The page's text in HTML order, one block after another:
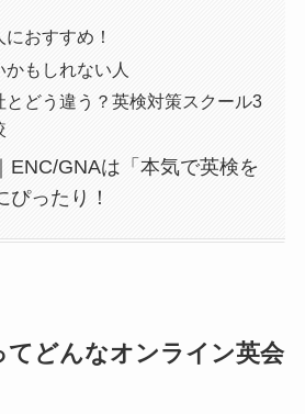
におすすめ！
かもしれない人
どう違う？英検対策スクール3
GNAは「本気で英検を
ぴったり！
どんなオンライン英会